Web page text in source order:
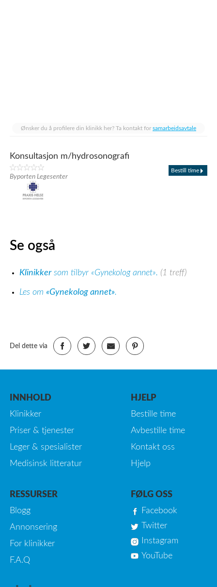
Ønsker du å profilere din klinikk her? Ta kontakt for samarbeidsavtale
Konsultasjon m/hydrosonografi
Byporten Legesenter
Bestill time
Se også
Klinikkersom tilbyr «Gynekolog annet». (1 treff)
Les om «Gynekolog annet».
Del dette via
INNHOLD
Klinikker
Priser & tjenester
Leger & spesialister
Medisinsk litteratur
HJELP
Bestille time
Avbestille time
Kontakt oss
Hjelp
RESSURSER
Blogg
Annonsering
For klinikker
F.A.Q
FØLG OSS
Facebook
Twitter
Instagram
YouTube